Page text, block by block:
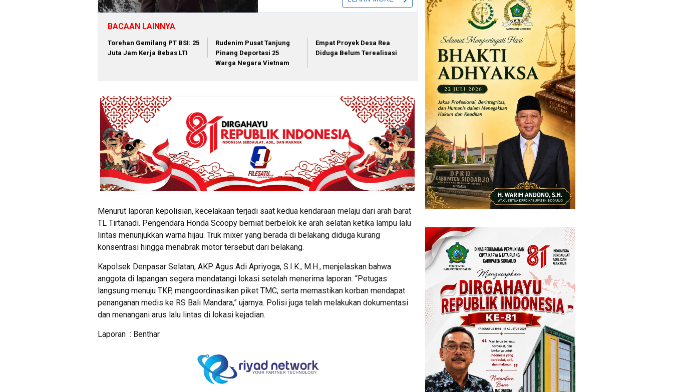
BACAAN LAINNYA
Torehan Gemilang PT BSI: 25
Juta Jam Kerja Bebas LTI
Rudenim Pusat Tanjung
Pinang Deportasi 25
Warga Negara Vietnam
Empat Proyek Desa Rea
Diduga Belum Terealisasi
Menurut laporan kepolisian, kecelakaan terjadi saat kedua kendaraan melaju dari arah barat
TL Tirtanadi. Pengendara Honda Scoopy berniat berbelok ke arah selatan ketika lampu lalu
lintas menunjukkan warna hijau. Truk mixer yang berada di belakang diduga kurang
konsentrasi hingga menabrak motor tersebut dari belakang.
Kapolsek Denpasar Selatan, AKP Agus Adi Apriyoga, S.I.K., M.H., menjelaskan bahwa
anggota di lapangan segera mendatangi lokasi setelah menerima laporan. “Petugas
langsung menuju TKP, mengoordinasikan piket TMC, serta memastikan korban mendapat
penanganan medis ke RS Bali Mandara,” ujarnya. Polisi juga telah melakukan dokumentasi
dan menangani arus lalu lintas di lokasi kejadian.
Laporan : Benthar